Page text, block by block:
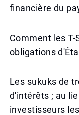
financière du
Comment les
obligations
Les sukuks de
d'intérêts ; au
investisseurs